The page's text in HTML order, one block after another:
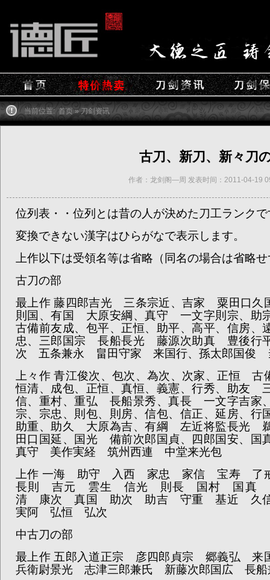
当前位置: 首页»刀剑资讯
古刀、新刀、新々刀
作者：龙剑阁—周 发表时间：2011-04-19
位列表 ・・ 位列とは昔の人が決めた刀工ランク
変換できない漢字はひらがなで表示します。
上作以下は受領名等は省略（同名の場合は省略
古刀の
最上作 藤四郎吉光 三条宗近、吉家 粟田口久
則国、有国 大原安綱、真守 一文字則宗、助
古備前友成、包平、正恒、助平、高平、信房
忠、三郎国宗 長船長光 藤源次助真 豊後行
次 五条兼永 畠田守家 来国行、孫太郎国俊
上々作 青江俊次、包次、為次、次家、正恒 古
恒清、成包、正恒、真恒、義憲、行秀、助
信、重村、重弘 長船景秀、真長 一文字吉家
宗、宗忠、則包、則房、信包、信正、延房、行
助重、助久 大原為吉、有綱 左近将監長光
田口国延、国光 備前次郎国貞、四郎国安、
真守 美作実経 筑州西連 中堂来光包
上作 一海 助守 入西 家忠 家信 宝寿
長則 吉元 雲生 信光 則長 国村 国真
清 康次 真国 助次 助吉 守重 基近
実阿 弘恒 弘次
中古刀の部
最上作 五郎入道正宗 彦四郎貞宗 郷義弘
兵衛尉景光 志津三郎兼氏 新藤次郎国広 長船